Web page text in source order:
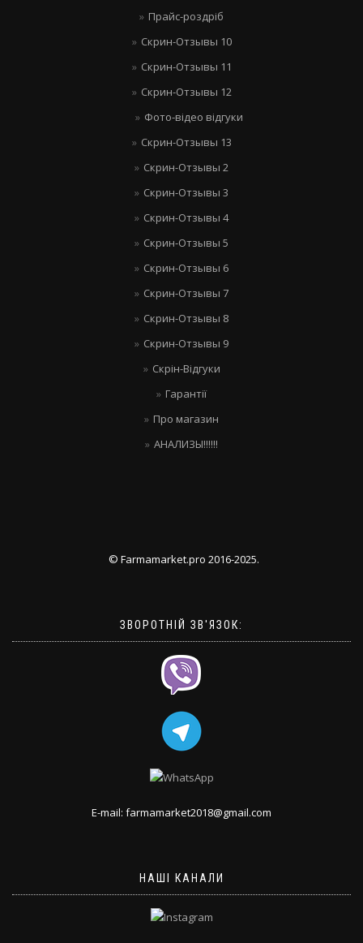
Прайс-роздріб
Скрин-Отзывы 10
Скрин-Отзывы 11
Скрин-Отзывы 12
Фото-відео відгуки
Скрин-Отзывы 13
Скрин-Отзывы 2
Скрин-Отзывы 3
Скрин-Отзывы 4
Скрин-Отзывы 5
Скрин-Отзывы 6
Скрин-Отзывы 7
Скрин-Отзывы 8
Скрин-Отзывы 9
Скрін-Відгуки
Гарантії
Про магазин
АНАЛИЗЫ!!!!!!
© Farmamarket.pro 2016-2025.
ЗВОРОТНІЙ ЗВ'ЯЗОК:
E-mail: farmamarket2018@gmail.com
НАШІ КАНАЛИ